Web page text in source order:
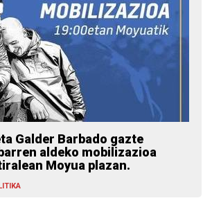
Galder Barbado gazte
aldeko mobilizazioa
Moyua plazan.